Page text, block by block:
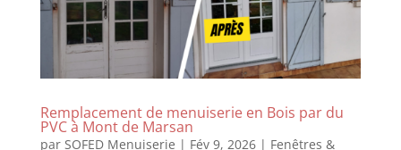
Remplacement de menuiserie en Bois par du
PVC à Mont de Marsan
par SOFED Menuiserie | Fév 9, 2026| Fenêtres &